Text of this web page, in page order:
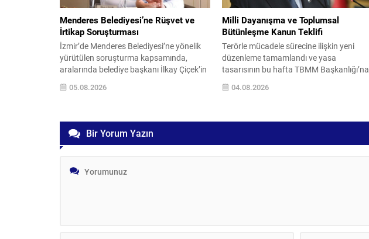
Menderes Belediyesi’ne Rüşvet ve
İrtikap Soruşturması
İzmir’de Menderes Belediyesi’ne yönelik
yürütülen soruşturma kapsamında,
aralarında belediye başkanı İlkay Çiçek’in
de bulunduğu 15 kişi gözaltına alındı.
Gözaltına alınanlar arasında başkan
müdürü ile bazı meclis üyeleri ve belediye
personeli yer alıyor. Soruşturma
iddialarına göre belediyede, yapı kullanım
05.08.2026
Milli Dayanışma ve Toplumsal
Bütünleşme Kanun Teklifi
Terörle mücadele sürecine ilişkin yeni
düzenleme tamamlandı ve yasa
tasarısının bu hafta TBMM Başkanlığı’na
sunulması bekleniyor. Teklif, geniş bir
mutabakatla hazırlanırken AK Parti ve
04.08.2026
Bir Yorum Yazın